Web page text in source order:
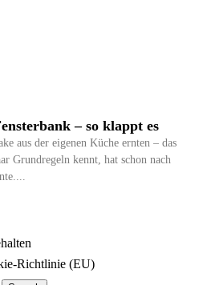
– so klappt es
aus der eigenen Küche ernten – das
Grundregeln kennt, hat schon nach
Richtlinie (EU)